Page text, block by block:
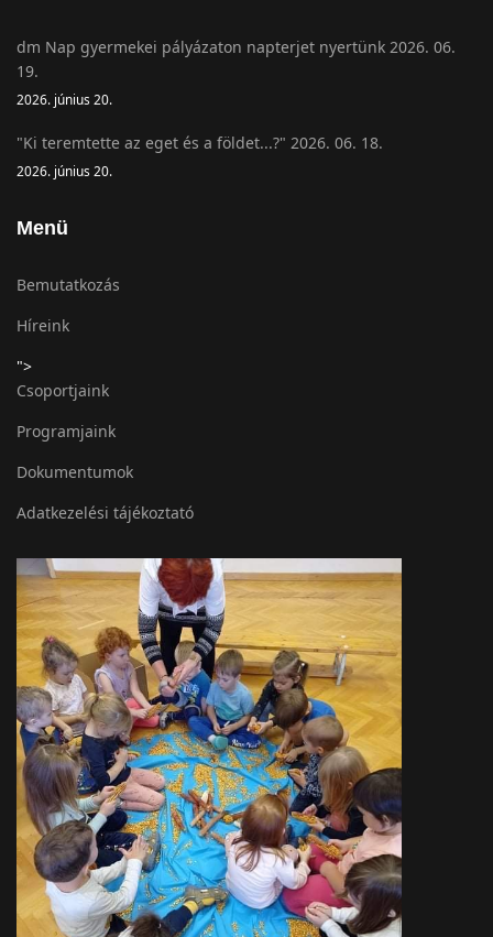
dm Nap gyermekei pályázaton napterjet nyertünk 2026. 06.
19.
2026. június 20.
"Ki teremtette az eget és a földet...?" 2026. 06. 18.
2026. június 20.
Menü
Bemutatkozás
Híreink
">
Csoportjaink
Programjaink
Dokumentumok
Adatkezelési tájékoztató